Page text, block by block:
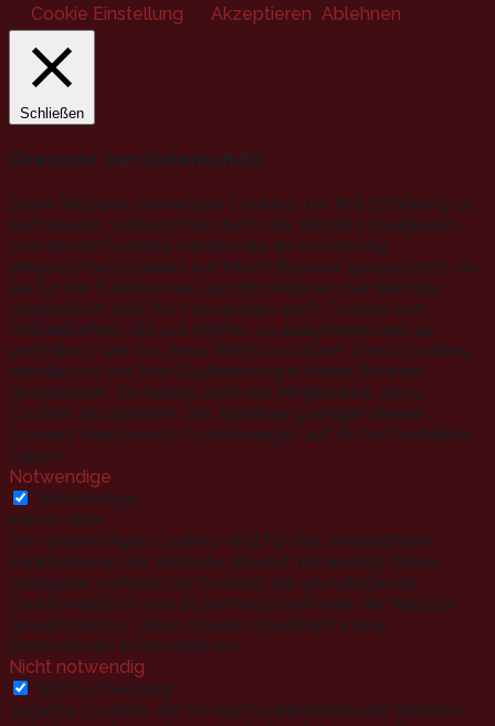
Cookie Einstellung
Akzeptieren Ablehnen
Schließen
Übersicht zum Datenschutz
Diese Website verwendet Cookies, um Ihre Erfahrung zu
verbessern, während Sie durch die Website navigieren.
Von diesen Cookies werden die als notwendig
eingestuften Cookies auf Ihrem Browser gespeichert, da
sie für die Funktion der Grundfunktionen der Website
unerlässlich sind. Wir verwenden auch Cookies von
Drittanbietern, die uns helfen, zu analysieren und zu
verstehen, wie Sie diese Website nutzen. Diese Cookies
werden nur mit Ihrer Zustimmung in Ihrem Browser
gespeichert. Sie haben auch die Möglichkeit, diese
Cookies abzulehnen. Die Ablehnung einiger dieser
Cookies kann jedoch Auswirkungen auf Ihr Surfverhalten
haben.
Notwendige
Notwendige
immer aktiv
Die notwendigen Cookies sind für das einwandfreie
Funktionieren der Website absolut notwendig. Diese
Kategorie umfasst nur Cookies, die grundlegende
Funktionalitäten und Sicherheitsmerkmale der Website
gewährleisten. Diese Cookies speichern keine
persönlichen Informationen.
Nicht notwendig
Nicht notwendig
Jegliche Cookies, die für das Funktionieren der Website